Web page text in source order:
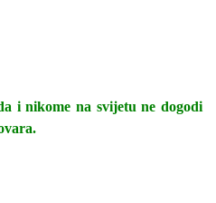
i nikome na svijetu ne dogodi